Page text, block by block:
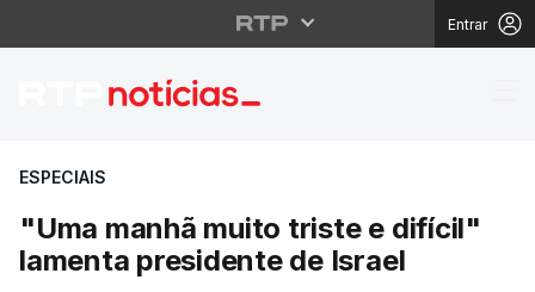
Entrar
"Uma manhã muito
ESPECIAIS
"Uma manhã muito triste e difícil"
lamenta presidente de Israel